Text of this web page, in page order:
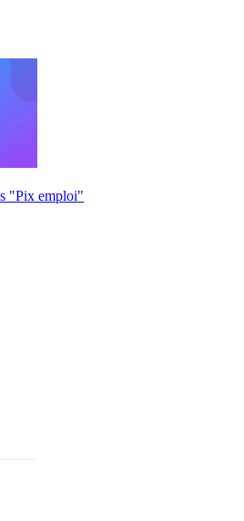
"Pix emploi"